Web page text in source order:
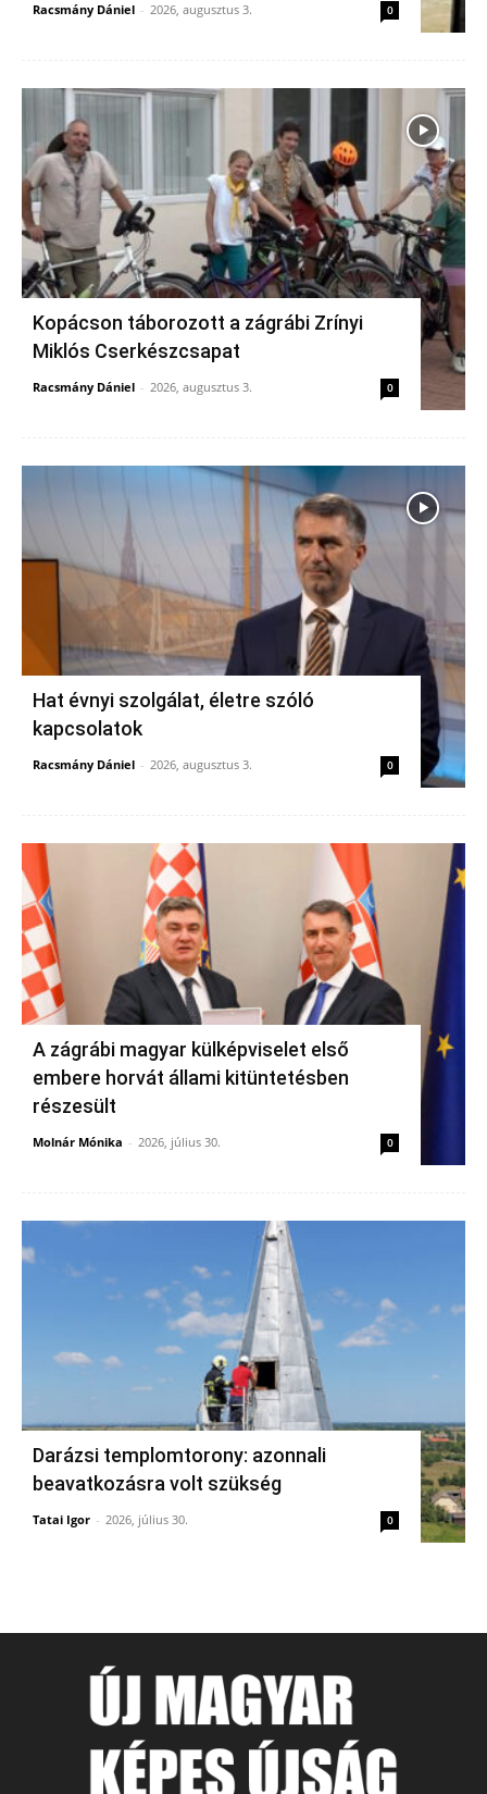
Racsmány Dániel - 2026, augusztus 3. 0
Kopácson táborozott a zágrábi Zrínyi
Miklós Cserkészcsapat
Racsmány Dániel - 2026, augusztus 3. 0
Hat évnyi szolgálat, életre szóló
kapcsolatok
Racsmány Dániel - 2026, augusztus 3. 0
A zágrábi magyar külképviselet első
embere horvát állami kitüntetésben
részesült
Molnár Mónika - 2026, július 30. 0
Darázsi templomtorony: azonnali
beavatkozásra volt szükség
Tatai Igor - 2026, július 30. 0